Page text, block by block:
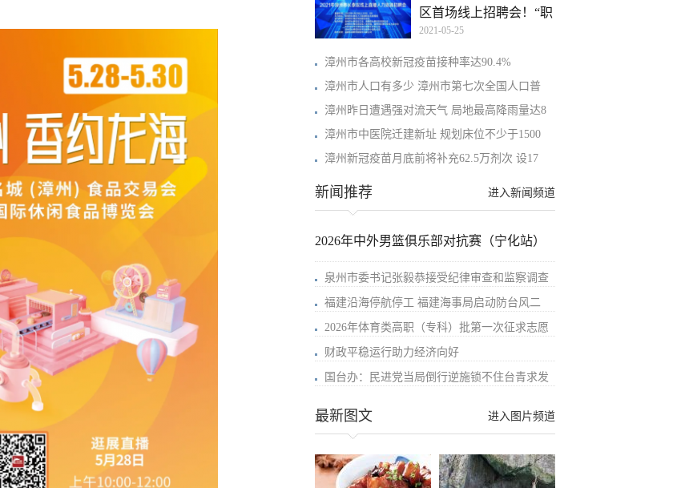
区首场线上招聘会！“职
2021-05-25
漳州市各高校新冠疫苗接种率达90.4%
漳州市人口有多少 漳州市第七次全国人口普
漳州昨日遭遇强对流天气 局地最高降雨量达8
漳州市中医院迁建新址 规划床位不少于1500
漳州新冠疫苗月底前将补充62.5万剂次 设17
进入新闻频道
新闻推荐
2026年中外男篮俱乐部对抗赛（宁化站）
泉州市委书记张毅恭接受纪律审查和监察调查
福建沿海停航停工 福建海事局启动防台风二
2026年体育类高职（专科）批第一次征求志愿
财政平稳运行助力经济向好
国台办：民进党当局倒行逆施锁不住台青求发
进入图片频道
最新图文